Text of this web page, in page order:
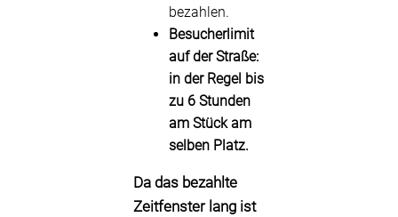
bezahlen.
Besucherlimit
auf der Straße:
in der Regel bis
zu 6 Stunden
am Stückam
selben Platz.
Da das bezahlte
Zeitfenster lang ist